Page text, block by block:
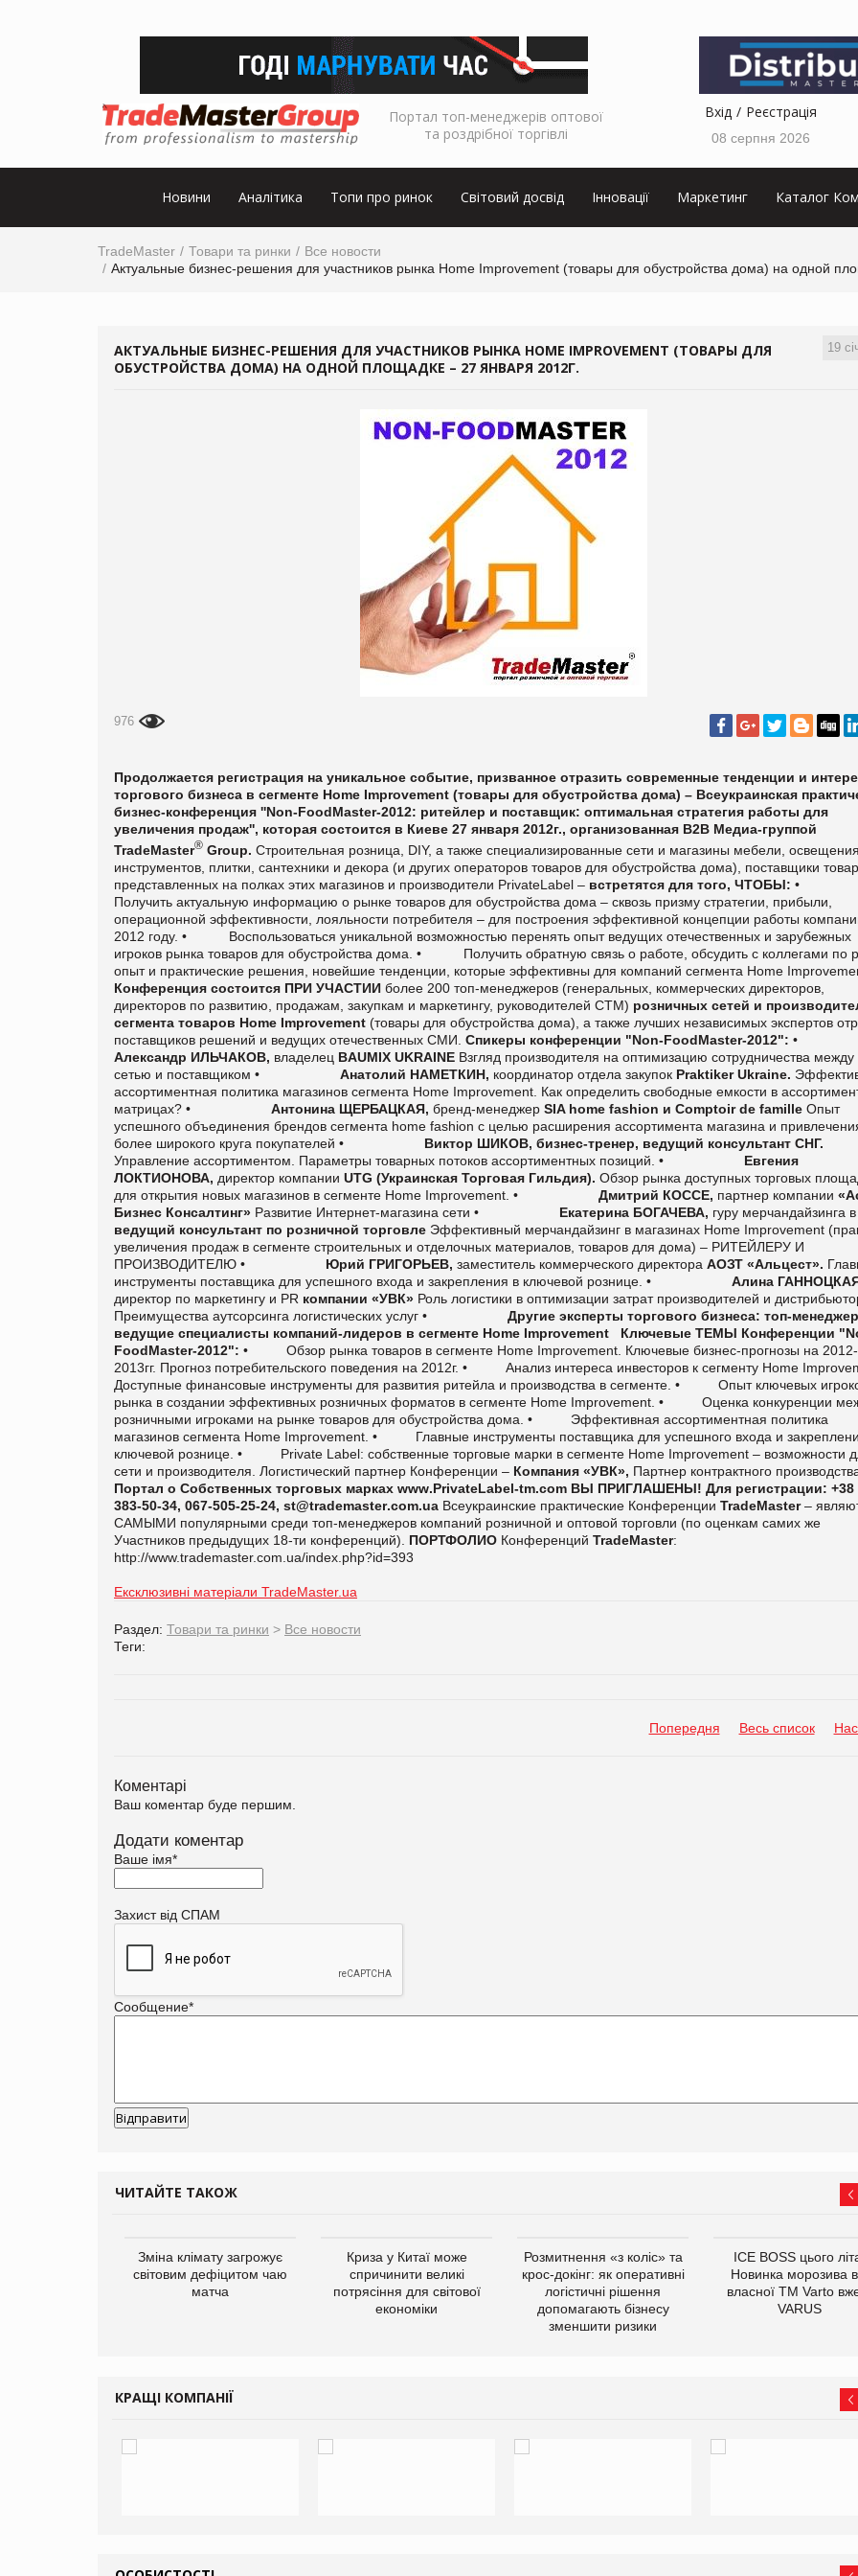
Портал топ-менеджерів оптової
та роздрібної торгівлі
Вхід Реєстрація
08 серпня 2026
Новини Аналітика Топи про ринок Світовий досвід Інновації Маркетинг Каталог
TradeMaster Товари та ринки
Все новости
Актуальные бизнес-решения для участников рынка Home Improvement (товары для обустройства дома) на одной
19
АКТУАЛЬНЫЕ БИЗНЕС-РЕШЕНИЯ ДЛЯ УЧАСТНИКОВ РЫНКА HOME IMPROVEMENT (ТОВАРЫ ДЛЯ
ОБУСТРОЙСТВА ДОМА) НА ОДНОЙ ПЛОЩАДКЕ – 27 ЯНВАРЯ 2012Г.
976
Продолжается регистрация на уникальное событие, призванное отразить современные тенденции и
торгового бизнеса в сегменте Home Improvement (товары для обустройства дома) – Всеукраинская
бизнес-конференция ''Non-FoodMaster-2012: ритейлер и поставщик: оптимальная стратегия работы для
увеличения продаж'', которая состоится в Киеве 27 января 2012г., организованная В2В Медиа-группой
TradeMaster® Group. Строительная розница, DIY, а также специализированные сети и магазины мебели, освещения,
инструментов, плитки, сантехники и декора (и других операторов товаров для обустройства дома), поставщики
представленных на полках этих магазинов и производители PrivateLabel – встретятся для того, ЧТОБЫ: •
Получить актуальную информацию о рынке товаров для обустройства дома – сквозь призму стратегии, прибыли,
операционной эффективности, лояльности потребителя – для построения эффективной концепции работы
2012 году. • Воспользоваться уникальной возможностью перенять опыт ведущих отечественных и зарубежных
игроков рынка товаров для обустройства дома. • Получить обратную связь о работе, обсудить с коллегами по
опыт и практические решения, новейшие тенденции, которые эффективны для компаний сегмента Home
Конференция состоится ПРИ УЧАСТИИ более 200 топ-менеджеров (генеральных, коммерческих директоров,
директоров по развитию, продажам, закупкам и маркетингу, руководителей СТМ) розничных сетей и
сегмента товаров Home Improvement (товары для обустройства дома), а также лучших независимых экспертов
поставщиков решений и ведущих отечественных СМИ. Спикеры конференции "Non-FoodMaster-2012":
Александр ИЛЬЧАКОВ, владелец BAUMIX UKRAINE Взгляд производителя на оптимизацию сотрудничества между
сетью и поставщиком • Анатолий НАМЕТКИН, координатор отдела закупок Praktiker Ukraine.
ассортиментная политика магазинов сегмента Home Improvement. Как определить свободные емкости в
матрицах? • Антонина ЩЕРБАЦКАЯ, бренд-менеджер SIA home fashion и Comptoir de famille Опыт
успешного объединения брендов сегмента home fashion с целью расширения ассортимента магазина и
более широкого круга покупателей • Виктор ШИКОВ, бизнес-тренер, ведущий консультант СНГ.
Управление ассортиментом. Параметры товарных потоков ассортиментных позиций. • Евгения
ЛОКТИОНОВА, директор компании UTG (Украинская Торговая Гильдия). Обзор рынка доступных торговых
для открытия новых магазинов в сегменте Home Improvement. • Дмитрий КОССЕ, партнер компании
Бизнес Консалтинг» Развитие Интернет-магазина сети • Екатерина БОГАЧЕВА, гуру мерчандайзинга
ведущий консультант по розничной торговле Эффективный мерчандайзинг в магазинах Home Improvement
увеличения продаж в сегменте строительных и отделочных материалов, товаров для дома) – РИТЕЙЛЕРУ И
ПРОИЗВОДИТЕЛЮ • Юрий ГРИГОРЬЕВ, заместитель коммерческого директора АОЗТ «Альцест».
инструменты поставщика для успешного входа и закрепления в ключевой рознице. • Алина
директор по маркетингу и PR компании «УВК» Роль логистики в оптимизации затрат производителей и
Преимущества аутсорсинга логистических услуг • Другие эксперты торгового бизнеса: топ-
ведущие специалисты компаний-лидеров в сегменте Home Improvement
Ключевые ТЕМЫ Конференции
FoodMaster-2012": • Обзор рынка товаров в сегменте Home Improvement. Ключевые бизнес-прогнозы на 2012-
2013гг. Прогноз потребительского поведения на 2012г. • Анализ интереса инвесторов к сегменту Home
Доступные финансовые инструменты для развития ритейла и производства в сегменте. • Опыт ключевых
рынка в создании эффективных розничных форматов в сегменте Home Improvement. • Оценка конкуренции
розничными игроками на рынке товаров для обустройства дома. • Эффективная ассортиментная политика
магазинов сегмента Home Improvement. • Главные инструменты поставщика для успешного входа и
ключевой рознице. • Private Label: собственные торговые марки в сегменте Home Improvement – возможности
сети и производителя. Логистический партнер Конференции – Компания «УВК», Партнер контрактного
Портал о Собственных торговых марках www.PrivateLabel-tm.com ВЫ ПРИГЛАШЕНЫ! Для регистрации: +38
383-50-34, 067-505-25-24, st@trademaster.com.ua Всеукраинские практические Конференции TradeMaster –
САМЫМИ популярными среди топ-менеджеров компаний розничной и оптовой торговли (по оценкам самих же
Участников предыдущих 18-ти конференций). ПОРТФОЛИО Конференций TradeMaster:
http://www.trademaster.com.ua/index.php?id=393
Ексклюзивні матеріали TradeMaster.ua
Раздел: Товари та ринки > Все новости
Теги:
Попередня Весь список
Коментарі
Ваш коментар буде першим.
Додати коментар
Ваше імя*
Захист від СПАМ
Сообщение*
ЧИТАЙТЕ ТАКОЖ
Зміна клімату загрожує
світовим дефіцитом чаю
матча
Криза у Китаї може
спричинити великі
потрясіння для світової
економіки
Розмитнення «з коліс» та
крос-докінг: як оперативні
логістичні рішення
допомагають бізнесу
зменшити ризики
ICE BOSS цього
Новинка морозива
власної ТМ Varto
VARUS
КРАЩІ КОМПАНІЇ